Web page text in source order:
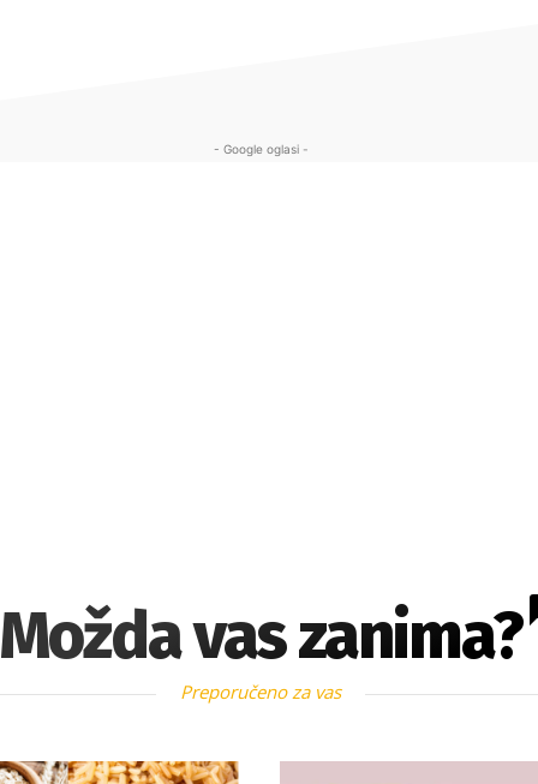
- Google oglasi -
Možda vas zanima?
Preporučeno za vas